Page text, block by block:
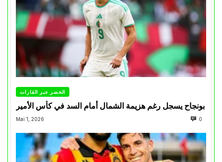
الخضر عبر القارات
بونجاح يسجل رغم هزيمة الشمال أمام السد في كأس الأمير
Mai 1, 2026 0